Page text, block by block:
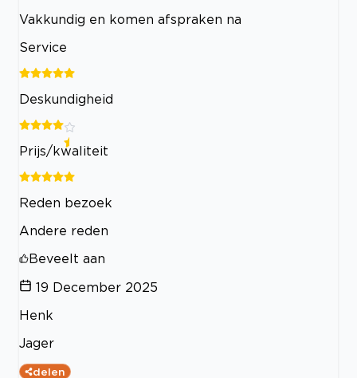
Vakkundig en komen afspraken na
Service
Deskundigheid
Prijs/kwaliteit
Reden bezoek
Andere reden
Beveelt aan
19 December 2025
Henk
Jager
delen